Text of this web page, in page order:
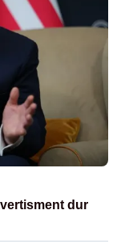
dur